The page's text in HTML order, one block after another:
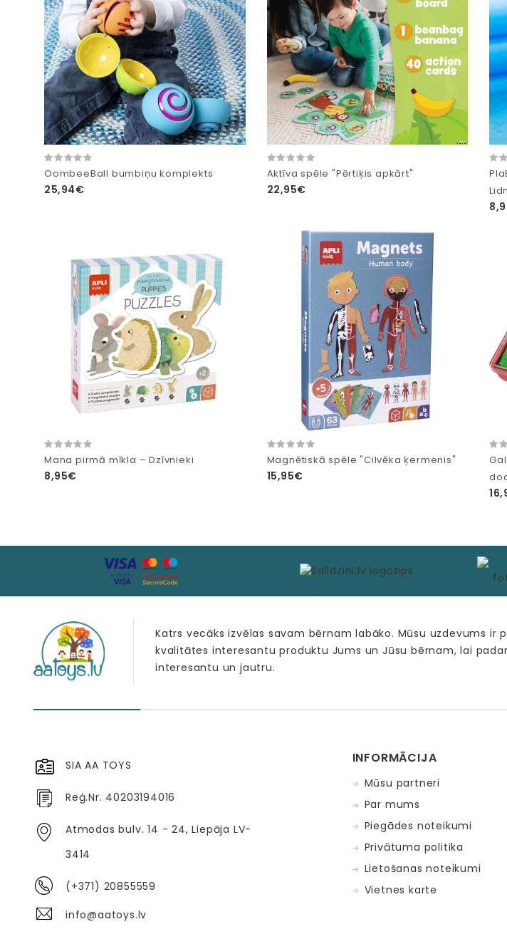
OombeeBall bumbiņu komplekts
25,94€
Aktīva spēle "Pērtiķis apkārt"
22,95€
Mana pirmā mīkla – Dzīvnieki
8,95€
Magnētiskā spēle "Cilvēka ķermenis"
15,95€
Katrs vecāks izvēlas savam bērnam labāko. Mūsu uzdevums ir
kvalitātes interesantu produktu Jums un Jūsu bērnam, lai
interesantu un jautru.
SIA AA TOYS
Reģ.Nr. 40203194016
Atmodas bulv. 14 - 24, Liepāja LV-
3414
(+371) 20855559
info@aatoys.lv
INFORMĀCIJA
Mūsu partneri
Par mums
Piegādes noteikumi
Privātuma politika
Lietošanas noteikumi
Vietnes karte